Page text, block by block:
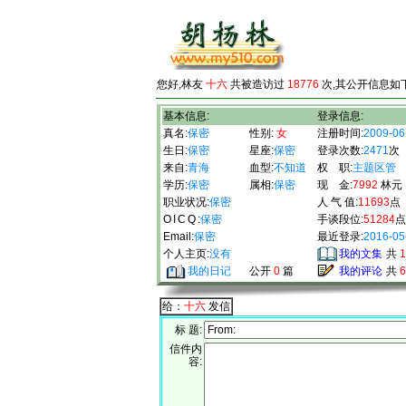
您好,林友 十六 共被造访过 18776 次,其公开信息如
基本信息:
登录信息:
真名:保密 性别: 女 注册时间:2009-
生日:保密 星座:保密 登录次数:2471次
来自:青海 血型:不知道 权 职:主题区管
学历:保密 属相:保密 现 金:7992 林元
职业状况:保密 人 气 值:11693点
OICQ :保密 手谈段位:51284
Email:保密 最近登录:2016-
个人主页:没有 我的文集 共
我的日记
公开 0 篇 我的评论 共
给： 十六 发信
标 题:
信件内
容: